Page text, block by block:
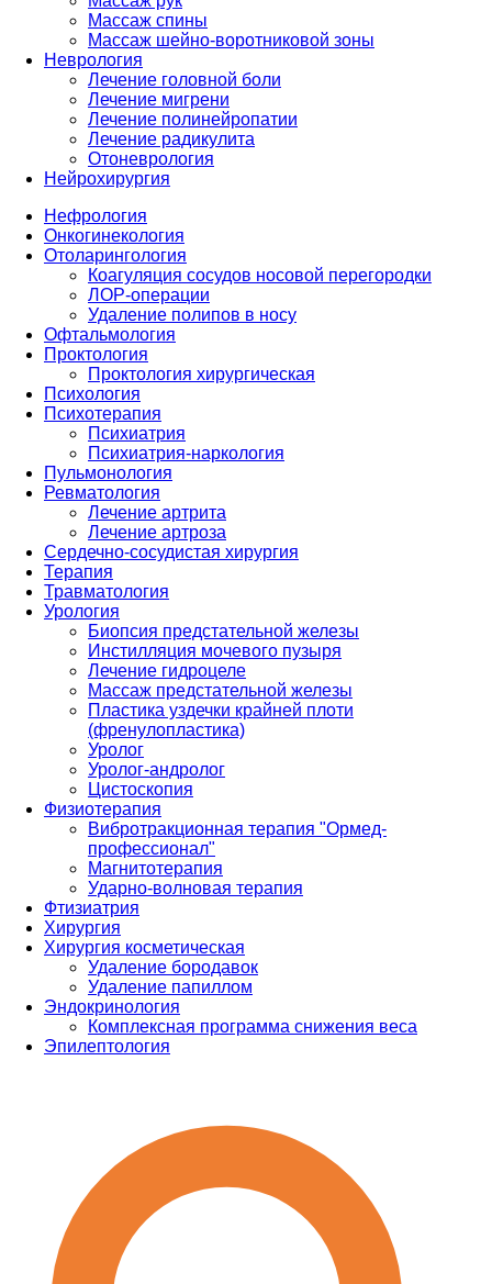
Массаж спины
Массаж шейно-воротниковой зоны
Неврология
Лечение головной боли
Лечение мигрени
Лечение полинейропатии
Лечение радикулита
Отоневрология
Нейрохирургия
Нефрология
Онкогинекология
Отоларингология
Коагуляция сосудов носовой перегородки
ЛОР-операции
Удаление полипов в носу
Офтальмология
Проктология
Проктология хирургическая
Психология
Психотерапия
Психиатрия
Психиатрия-наркология
Пульмонология
Ревматология
Лечение артрита
Лечение артроза
Сердечно-сосудистая хирургия
Терапия
Травматология
Урология
Биопсия предстательной железы
Инстилляция мочевого пузыря
Лечение гидроцеле
Массаж предстательной железы
Пластика уздечки крайней плоти
(френулопластика)
Уролог
Уролог-андролог
Цистоскопия
Физиотерапия
Вибротракционная терапия "Ормед-
профессионал"
Магнитотерапия
Ударно-волновая терапия
Фтизиатрия
Хирургия
Хирургия косметическая
Удаление бородавок
Удаление папиллом
Эндокринология
Комплексная программа снижения веса
Эпилептология